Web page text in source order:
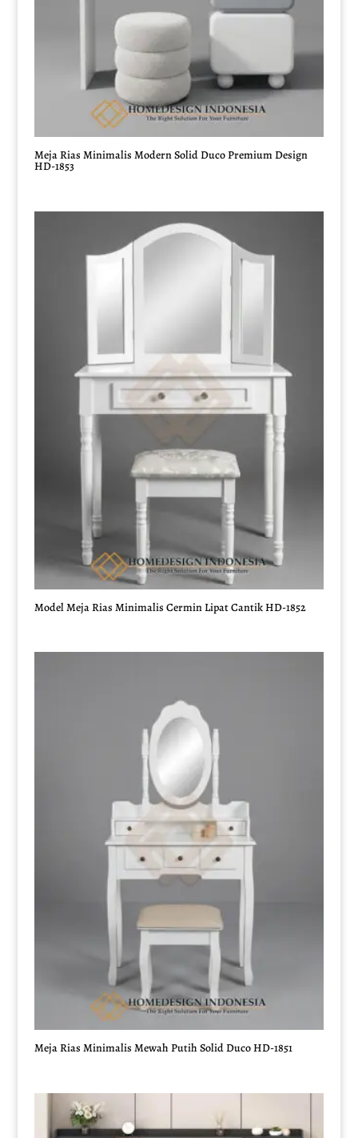
Meja Rias Minimalis Modern Solid Duco Premium Design
HD-1853
Model Meja Rias Minimalis Cermin Lipat Cantik HD-1852
Meja Rias Minimalis Mewah Putih Solid Duco HD-1851